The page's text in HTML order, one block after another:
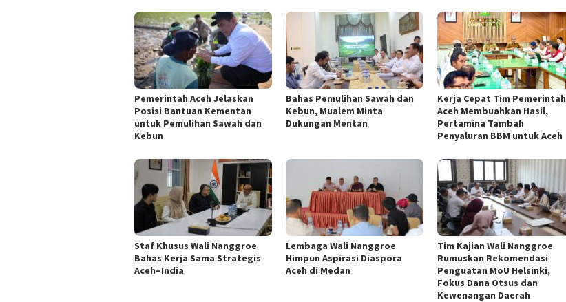
Pemerintah Aceh Jelaskan
Posisi Bantuan Kementan
untuk Pemulihan Sawah dan
Kebun
Bahas Pemulihan Sawah dan
Kebun, Mualem Minta
Dukungan Mentan
Kerja Cepat Tim Pemerintah
Aceh Membuahkan Hasil,
Pertamina Tambah
Penyaluran BBM untuk Aceh
Staf Khusus Wali Nanggroe
Bahas Kerja Sama Strategis
Aceh–India
Lembaga Wali Nanggroe
Himpun Aspirasi Diaspora
Aceh di Medan
Tim Kajian Wali Nanggroe
Rumuskan Rekomendasi
Penguatan MoU Helsinki,
Fokus Dana Otsus dan
Kewenangan Daerah